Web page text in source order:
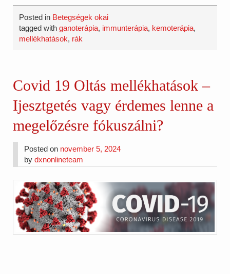
Posted in Betegségek okai
tagged withganoterápia, immunterápia, kemoterápia,
mellékhatások, rák
Covid 19 Oltás mellékhatások –
Ijesztgetés vagy érdemes lenne a
megelőzésre fókuszálni?
Posted on november 5, 2024
bydxnonlineteam